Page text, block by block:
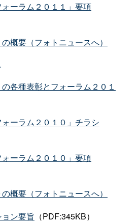
ォーラム２０１１」要項
概要（フォトニュースへ）
の各種表彰とフォーラム２０１
ォーラム２０１０」チラシ
ォーラム２０１０」要項
概要（フォトニュースへ）
ン要旨 （PDF:345KB）